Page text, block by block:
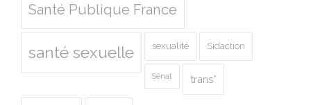
Santé Publique France
santé sexuelle sexualité Sidaction
Sénat trans*